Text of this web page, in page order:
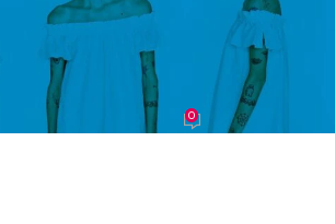
QUOTE
พรมน้ำหอมเพิ่มความ
นให้กับผิวทุกครั้ง
น้องน้ำหอม On 08/07/2016 0